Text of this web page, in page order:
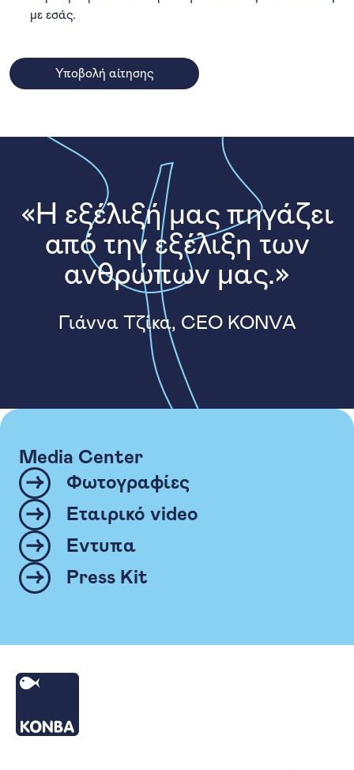
με εσάς.
«Η εξέλιξή μας πηγάζει
από την εξέλιξη των
ανθρώπων μας.»
Γιάννα Τζίκα, CEO ΚΟΝVΑ
Media Center
Φωτογραφίες
Εταιρικό video
Έντυπα
Press Kit
Αρχική